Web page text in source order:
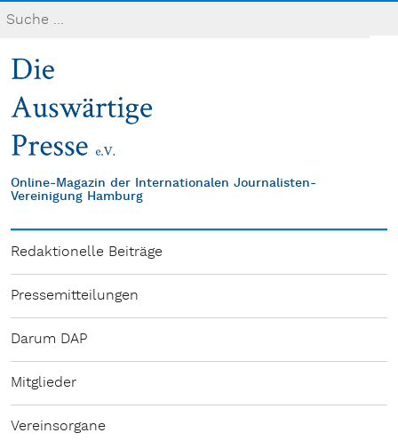
Online-Magazin der Internationalen Journalisten-
Vereinigung Hamburg
Redaktionelle Beiträge
Pressemitteilungen
Darum DAP
Mitglieder
Vereinsorgane